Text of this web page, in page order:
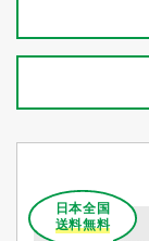
日本全国
送料無料